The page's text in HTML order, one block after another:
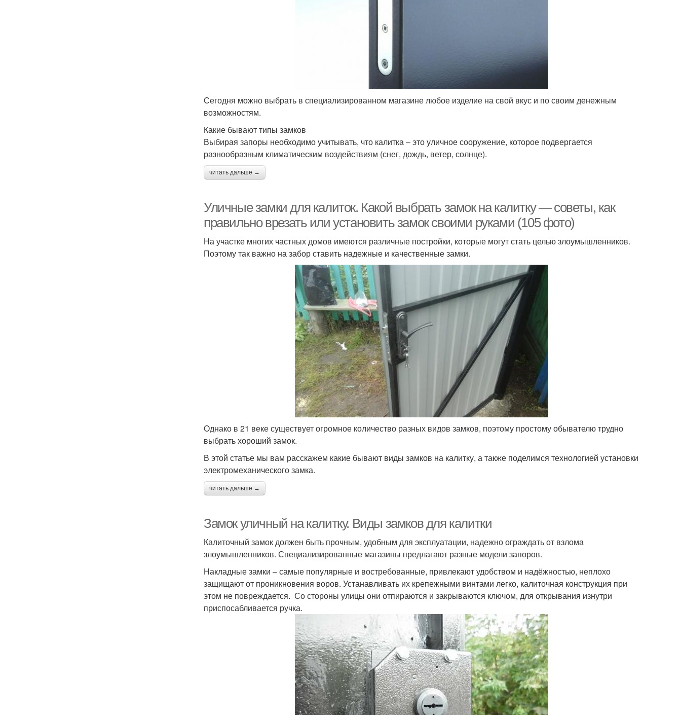
Сегодня можно выбрать в специализированном магазине любое изделие на свой вкус и по своим денежным
возможностям.
Какие бывают типы замков
Выбирая запоры необходимо учитывать, что калитка – это уличное сооружение, которое подвергается
разнообразным климатическим воздействиям (снег, дождь, ветер, солнце).
читать дальше →
Уличные замки для калиток. Какой выбрать замок на калитку — советы, как
правильно врезать или установить замок своими руками (105 фото)
На участке многих частных домов имеются различные постройки, которые могут стать целью злоумышленников.
Поэтому так важно на забор ставить надежные и качественные замки.
Однако в 21 веке существует огромное количество разных видов замков, поэтому простому обывателю трудно
выбрать хороший замок.
В этой статье мы вам расскажем какие бывают виды замков на калитку, а также поделимся технологией установки
электромеханического замка.
читать дальше →
Замок уличный на калитку. Виды замков для калитки
Калиточный замок должен быть прочным, удобным для эксплуатации, надежно ограждать от взлома
злоумышленников. Специализированные магазины предлагают разные модели запоров.
Накладные замки – самые популярные и востребованные, привлекают удобством и надёжностью, неплохо
защищают от проникновения воров. Устанавливать их крепежными винтами легко, калиточная конструкция при
этом не повреждается. Со стороны улицы они отпираются и закрываются ключом, для открывания изнутри
приспосабливается ручка.